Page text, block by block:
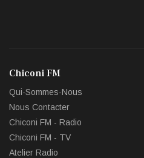
Chiconi FM
Qui-Sommes-Nous
Nous Contacter
Chiconi FM - Radio
Chiconi FM - TV
Atelier Radio